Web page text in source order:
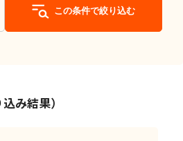
この条件で絞り込む
み結果）